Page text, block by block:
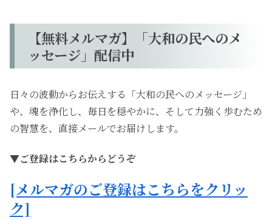
【無料メルマガ】「大和の民へのメ
ッセージ」配信中
日々の波動からお伝えする「大和の民へのメッセージ」
や、魂を浄化し、毎日を穏やかに、そして力強く歩むため
の智慧を、直接メールでお届けします。
▼ご登録はこちらからどうぞ
[メルマガのご登録はこちらをクリッ
ク]